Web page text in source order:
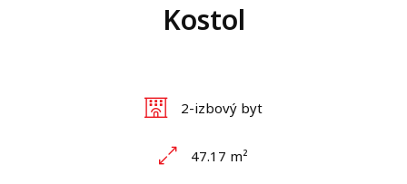
Kostol
2-izbový byt
47.17 m²